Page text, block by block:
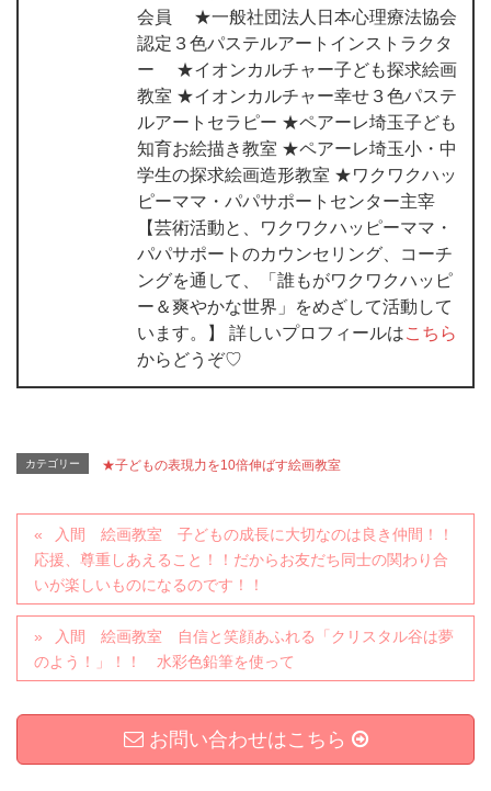
会員 ★一般社団法人日本心理療法協会
認定３色パステルアートインストラクタ
ー ★イオンカルチャー子ども探求絵画
教室 ★イオンカルチャー幸せ３色パステ
ルアートセラピー ★ペアーレ埼玉子ども
知育お絵描き教室 ★ペアーレ埼玉小・中
学生の探求絵画造形教室 ★ワクワクハッ
ピーママ・パパサポートセンター主宰
【芸術活動と、ワクワクハッピーママ・
パパサポートのカウンセリング、コーチ
ングを通して、「誰もがワクワクハッピ
ー＆爽やかな世界」をめざして活動して
います。】 詳しいプロフィールはこちら
からどうぞ♡
カテゴリー ★子どもの表現力を10倍伸ばす絵画教室
入間 絵画教室 子どもの成長に大切なのは良き仲間！！
応援、尊重しあえること！！だからお友だち同士の関わり合
いが楽しいものになるのです！！
入間 絵画教室 自信と笑顔あふれる「クリスタル谷は夢
のよう！」！！ 水彩色鉛筆を使って
お問い合わせはこちら